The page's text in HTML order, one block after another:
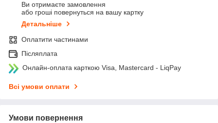
Ви отримаєте замовлення
або гроші повернуться на вашу картку
Детальніше
Оплатити частинами
Післяплата
Онлайн-оплата карткою Visa, Mastercard - LiqPay
Всі умови оплати
Умови повернення